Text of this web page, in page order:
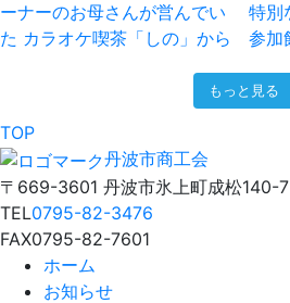
もっと見る
TOP
丹波市商工会
〒669-3601 丹波市氷上町成松140-7
TEL0795-82-3476
FAX0795-82-7601
ホーム
お知らせ